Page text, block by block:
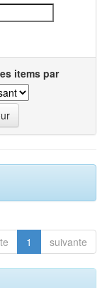
items par
1 suivante